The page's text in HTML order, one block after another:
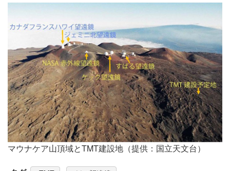
マウナケア山頂域とTMT建設地（提供：国立天文台）